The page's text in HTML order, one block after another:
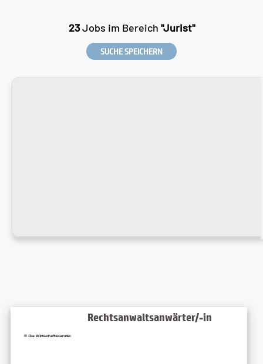
23Jobs im Bereich "Jurist"
SUCHE SPEICHERN
Rechtsanwaltsanwärter/-in